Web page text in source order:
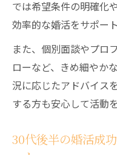
では希望条件の明確化
効率的な婚活をサポー
また、個別面談やプロ
ローなど、きめ細やか
況に応じたアドバイス
する方も安心して活動
30代後半の婚活成